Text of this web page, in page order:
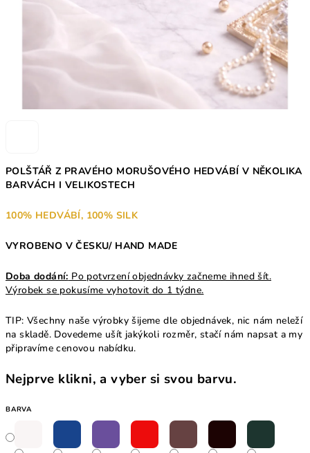
POLŠTÁŘ Z PRAVÉHO MORUŠOVÉHO HEDVÁBÍ V NĚKOLIKA
BARVÁCH I VELIKOSTECH
100% HEDVÁBÍ, 100% SILK
VYROBENO V ČESKU/ HAND MADE
Doba dodání: Po potvrzení objednávky začneme ihned šít.
Výrobek se pokusíme vyhotovit do 1 týdne.
TIP: Všechny naše výrobky šijeme dle objednávek, nic nám neleží
na skladě. Dovedeme ušít jakýkoli rozměr, stačí nám napsat a my
připravíme cenovou nabídku.
Nejprve klikni, a vyber si svou barvu.
BARVA